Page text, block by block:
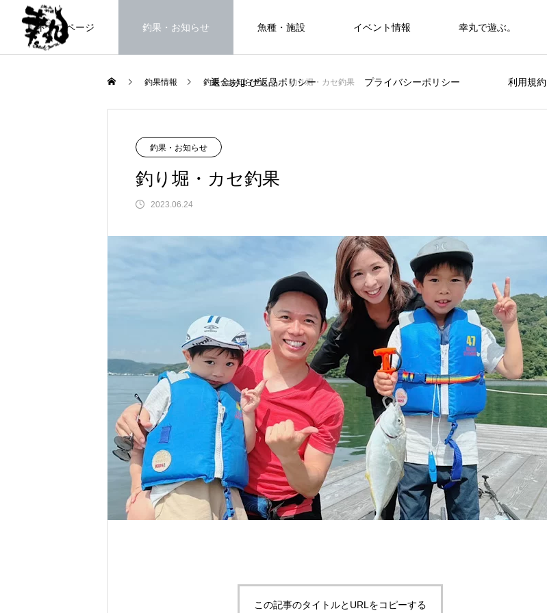
トップページ 釣果・お知らせ 魚種・施設 イベント情報 幸丸で遊ぶ。
返金および返品ポリシー プライバシーポリシー 利用規約
高知県唯一の海上釣堀。さぁ釣りまく
筏・カセ
山に囲まれた浦ノ内湾 大自然の中釣り
に没頭できます。
FEATURE
自分だけのエサを作ってみよう。 黒鯛を狙おう！
釣果情報 釣果・お知らせ 釣り堀・カセ釣果
釣果・お知らせ
釣り堀・カセ釣果
2023.06.24
この記事のタイトルとURLをコピーする